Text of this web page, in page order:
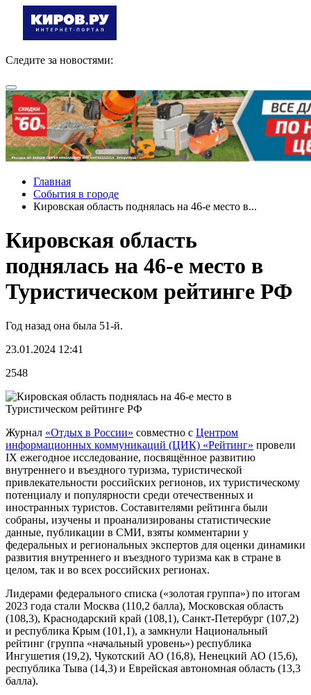
Следите за новостями:
Главная
События в городе
Кировская область поднялась на 46-е место в...
Кировская область
поднялась на 46-е место в
Туристическом рейтинге РФ
Год назад она была 51-й.
23.01.2024 12:41
2548
Журнал «Отдых в России» совместно с Центром
информационных коммуникаций (ЦИК) «Рейтинг» провели
IX ежегодное исследование, посвящённое развитию
внутреннего и въездного туризма, туристической
привлекательности российских регионов, их туристическому
потенциалу и популярности среди отечественных и
иностранных туристов. Составителями рейтинга были
собраны, изучены и проанализированы статистические
данные, публикации в СМИ, взяты комментарии у
федеральных и региональных экспертов для оценки динамики
развития внутреннего и въездного туризма как в стране в
целом, так и во всех российских регионах.
Лидерами федерального списка («золотая группа») по итогам
2023 года стали Москва (110,2 балла), Московская область
(108,3), Краснодарский край (108,1), Санкт-Петербург (107,2)
и республика Крым (101,1), а замкнули Национальный
рейтинг (группа «начальный уровень») республика
Ингушетия (19,2), Чукотский АО (16,8), Ненецкий АО (15,6),
республика Тыва (14,3) и Еврейская автономная область (13,3
балла).